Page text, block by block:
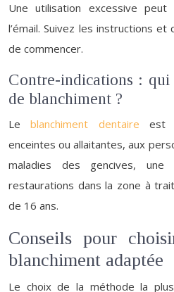
Une utilisation excessive
l’émail. Suivez les instructions
de commencer.
Contre-indications :
de blanchiment ?
Leblanchiment dentaireest
enceintes ou allaitantes, aux
maladies des gencives, une
restaurations dans la zone à
de 16 ans.
Conseils pour
blanchiment adaptée
Le choix de la méthode la